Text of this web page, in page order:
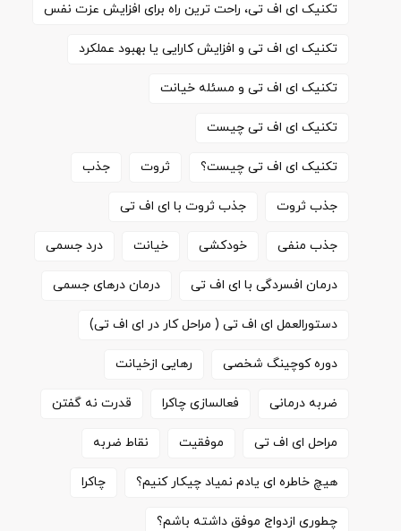
تکنیک ای اف تی، راحت ترین راه برای افزایش عزت نفس
تکنیک ای اف تی و افزایش کارایی یا بهبود عملکرد
تکنیک ای اف تی و مسئله خیانت
تکنیک ای اف تی چیست
تکنیک ای اف تی چیست؟ ثروت جذب
جذب ثروت جذب ثروت با ای اف تی
جذب منفی خودکشی خیانت درد جسمی
درمان افسردگی با ای اف تی درمان درهای جسمی
دستورالعمل ای اف تی ( مراحل کار در ای اف تی)
دوره کوچینگ شخصی رهایی ازخیانت
ضربه درمانی فعالسازی چاکرا قدرت نه گفتن
مراحل ای اف تی موفقیت نقاط ضربه
هیچ خاطره ای یادم نمیاد چیکار کنیم؟ چاکرا
چطوری ازدواج موفق داشته باشم؟